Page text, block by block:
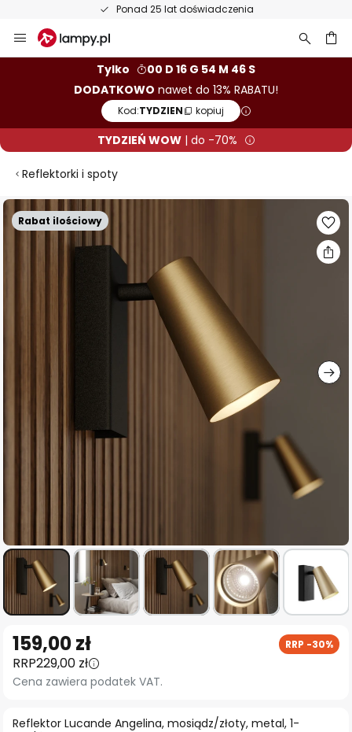
Ponad 25 lat doświadczenia
Przejdź
do
Tylko
00 D 16 G 54 M 45 S
DODATKOWO nawet do 13% RABATU!
Kod:TYDZIEN kopiuj
TYDZIEŃ WOW| do -70%
Reflektorki i spoty
Rabat ilościowy
Przejdź
na
na
początek
galerii
Reflektor Lucande Angelina, mosiądz/złoty, metal, 1-
159,00 zł RRP -30%
RRP229,00 zł
Cena zawiera podatek VAT.